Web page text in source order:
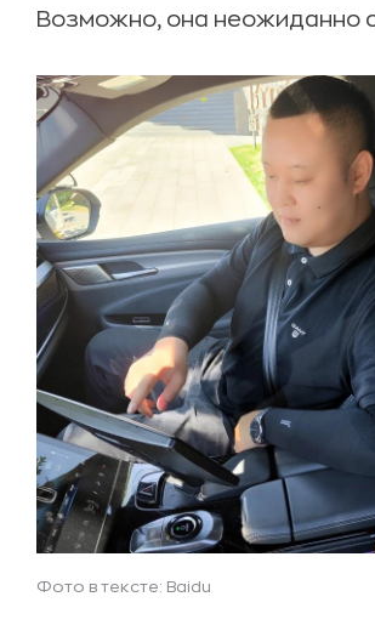
Возможно, она неожиданно
Фото в тексте: Baidu